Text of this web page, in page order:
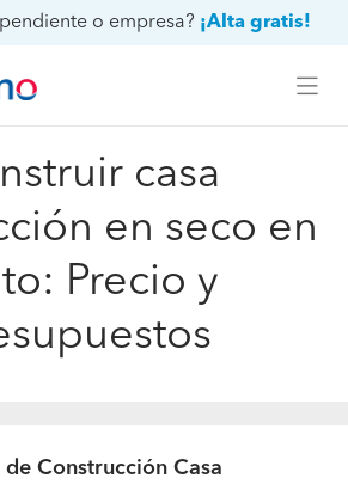
o empresa? ¡Alta gratis!
casa
en seco en
Precio y
de Construcción Casa